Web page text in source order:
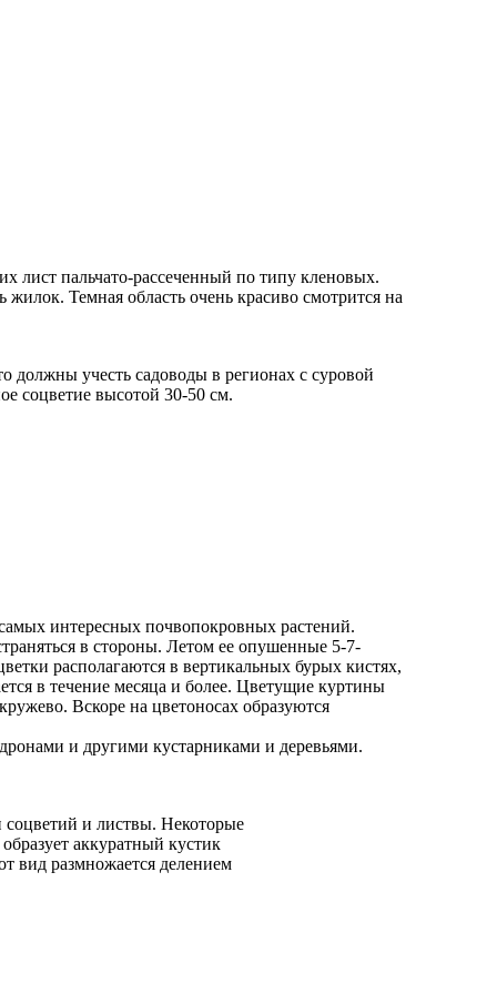
лист пальчато-рассеченный по типу кленовых.
Темная область очень красиво смотрится на
должны учесть садоводы в регионах с суровой
соцветие высотой 30-50 см.
интересных почвопокровных растений.
в стороны. Летом ее опушенные 5-7-
располагаются в вертикальных бурых кистях,
в течение месяца и более. Цветущие куртины
Вскоре на цветоносах образуются
и другими кустарниками и деревьями.
соцветий и листвы. Некоторые
аккуратный кустик
вид размножается делением